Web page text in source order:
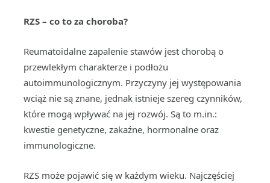
RZS – co to za choroba?
Reumatoidalne zapalenie stawów jest chorobą o
przewlekłym charakterze i podłożu
autoimmunologicznym. Przyczyny jej występowania
wciąż nie są znane, jednak istnieje szereg czynników,
które mogą wpływać na jej rozwój. Są to m.in.:
kwestie genetyczne, zakaźne, hormonalne oraz
immunologiczne.
RZS może pojawić się w każdym wieku. Najczęściej